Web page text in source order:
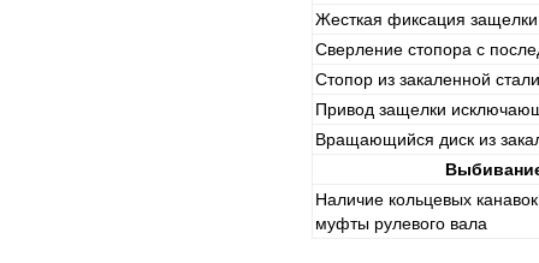
Жесткая фиксация
Сверление стопора с
Стопор из закаленной стали
Привод защелки
Вращающийся диск из
Наличие кольцевых
муфты рулевого вала